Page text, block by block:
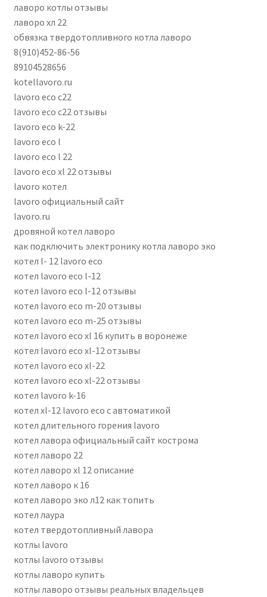
лаворо котлы отзывы
лаворо хл 22
обвязка твердотопливного котла лаворо
8(910)452-86-56
89104528656
kotellavoro.ru
lavoro eco c22
lavoro eco c22 отзывы
lavoro eco k-22
lavoro eco l
lavoro eco l 22
lavoro eco xl 22 отзывы
lavoro котел
lavoro официальный сайт
lavoro.ru
дровяной котел лаворо
как подключить электронику котла лаворо эко
котел l- 12 lavoro eco
котел lavoro eco l-12
котел lavoro eco l-12 отзывы
котел lavoro eco m-20 отзывы
котел lavoro eco m-25 отзывы
котел lavoro eco xl 16 купить в воронеже
котел lavoro eco xl-12 отзывы
котел lavoro eco xl-22
котел lavoro eco xl-22 отзывы
котел lavoro k-16
котел xl-12 lavoro eco с автоматикой
котел длительного горения lavoro
котел лавора официальный сайт кострома
котел лаворо 22
котел лаворо xl 12 описание
котел лаворо к 16
котел лаворо эко л12 как топить
котел лаура
котел твердотопливный лавора
котлы lavoro
котлы lavoro отзывы
котлы лаворо купить
котлы лаворо отзывы реальных владельцев